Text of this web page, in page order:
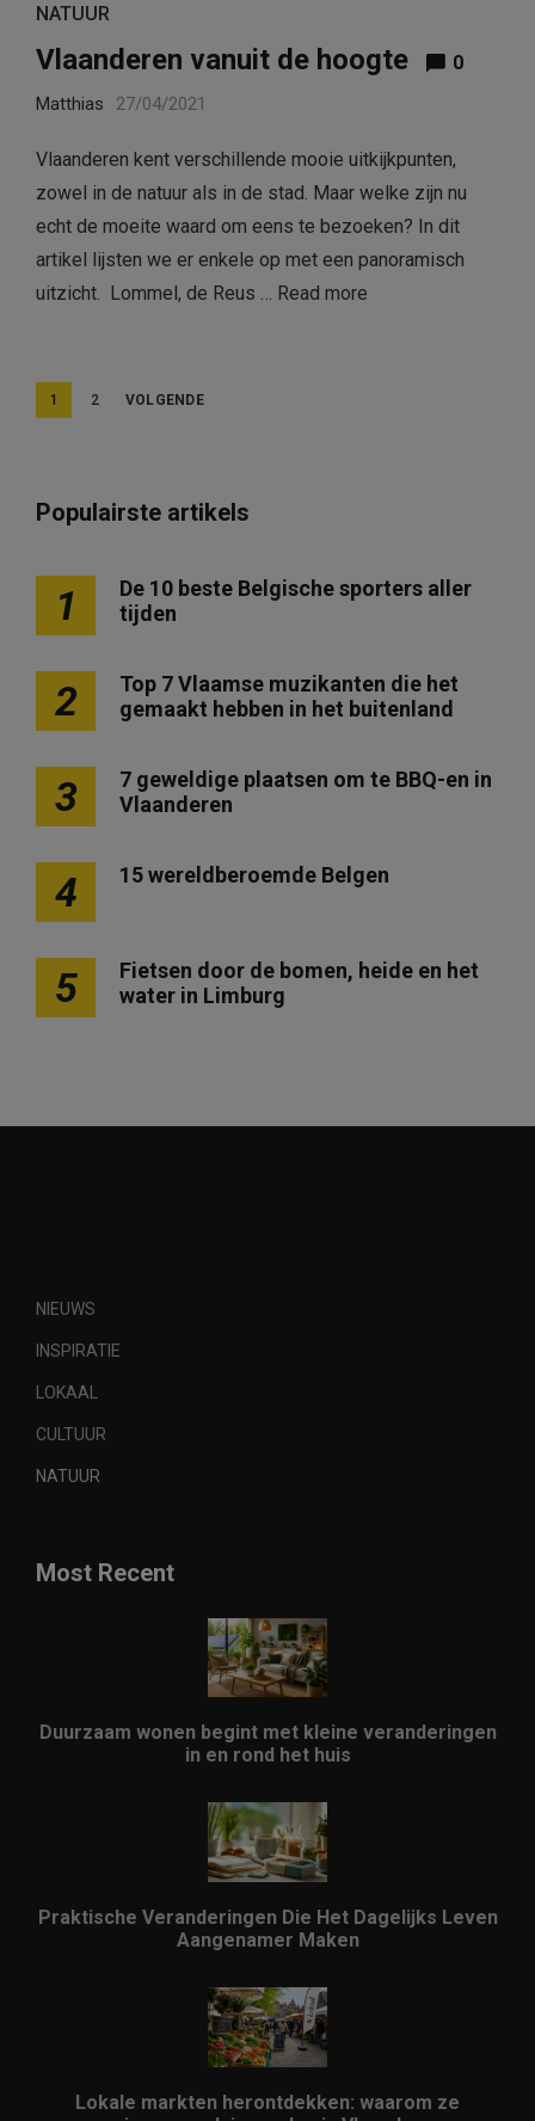
NATUUR
Vlaanderen vanuit de hoogte 0
Matthias 27/04/2021
Vlaanderen kent verschillende mooie uitkijkpunten,
zowel in de natuur als in de stad. Maar welke zijn nu
echt de moeite waard om eens te bezoeken? In dit
artikel lijsten we er enkele op met een panoramisch
uitzicht. Lommel, de Reus … Read more
B
i
h
p
a
e
r
n
1 2 VOLGENDE
Populairste artikels
1
De 10 beste Belgische sporters aller
tijden
2
Top 7 Vlaamse muzikanten die het
gemaakt hebben in het buitenland
3
7 geweldige plaatsen om te BBQ-en in
Vlaanderen
4 15 wereldberoemde Belgen
5
Fietsen door de bomen, heide en het
water in Limburg
NIEUWS
INSPIRATIE
LOKAAL
CULTUUR
NATUUR
Most Recent
Duurzaam wonen begint met kleine veranderingen
in en rond het huis
Praktische Veranderingen Die Het Dagelijks Leven
Aangenamer Maken
Lokale markten herontdekken: waarom ze